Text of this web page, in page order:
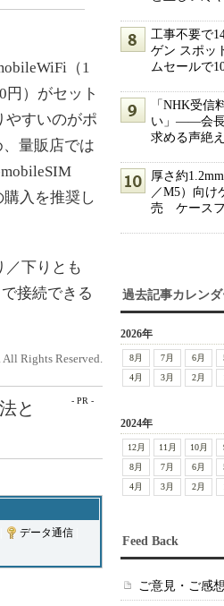
（1
円）がセット
やすいのがポ
量販店では
入を推奨し
下りとも
接続できる
Rights Reserved.
- PR -
と
データ通信
工事不要で
ゲン スポッ
ムセールで
「NHK受信
い」――会
求める声絶
厚さ約
／M5）向け
売 ケースフ
過去記事カレン
2026年
8月 7月 6月
4月
3月 2月
2024年
12月 11月 10月
8月
7月 6月
4月
3月 2月
Feed Back
ご意見・ご感想